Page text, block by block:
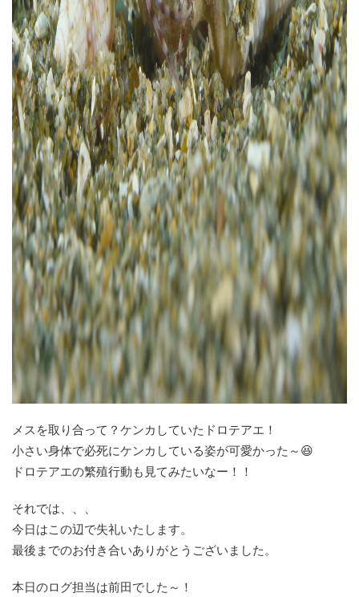
メスを取り合って？ケンカしていたドロテアエ！
小さい身体で必死にケンカしている姿が可愛かった～😆
ドロテアエの繁殖行動も見てみたいなー！！
それでは、、、
今日はこの辺で失礼いたします。
最後までのお付き合いありがとうございました。
本日のログ担当は前田でした～！